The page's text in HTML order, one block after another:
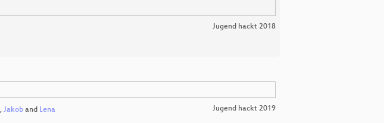
Jugend hackt 2018
, Jakob and Lena Jugend hackt 2019